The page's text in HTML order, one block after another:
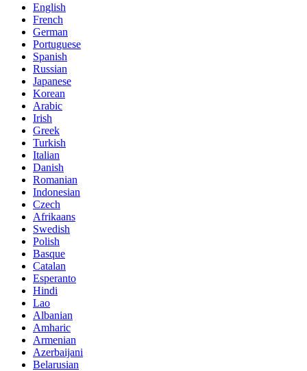
English
French
German
Portuguese
Spanish
Russian
Japanese
Korean
Arabic
Irish
Greek
Turkish
Italian
Danish
Romanian
Indonesian
Czech
Afrikaans
Swedish
Polish
Basque
Catalan
Esperanto
Hindi
Lao
Albanian
Amharic
Armenian
Azerbaijani
Belarusian